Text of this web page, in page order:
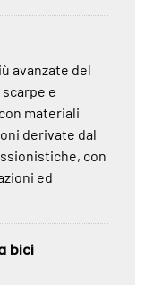
avanzate del
e
materiali
derivate dal
con
ed
bici